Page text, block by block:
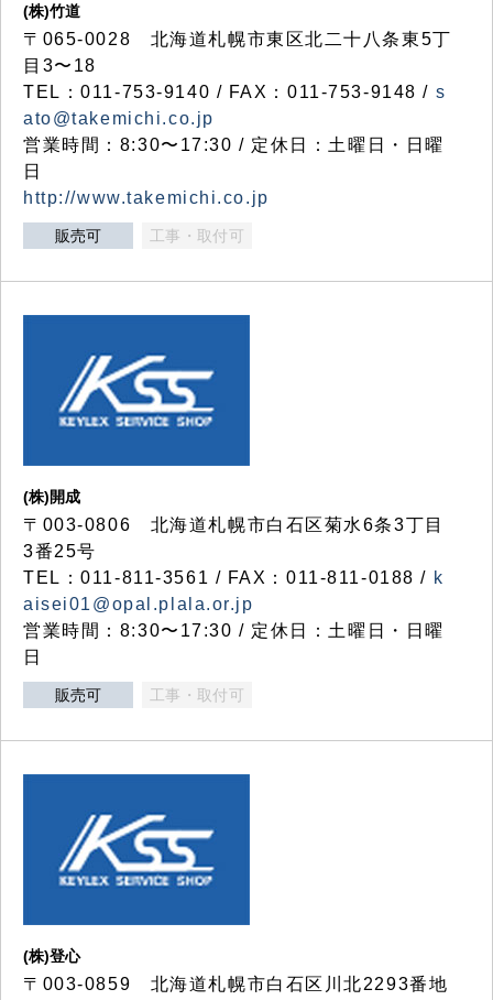
(株)竹道
〒065-0028 北海道札幌市東区北二十八条東5丁
目3〜18
TEL：011-753-9140 / FAX：011-753-9148 / s
ato@takemichi.co.jp
営業時間：8:30〜17:30 / 定休日：土曜日・日曜
日
http://www.takemichi.co.jp
販売可 工事・取付可
(株)開成
〒003-0806 北海道札幌市白石区菊水6条3丁目
3番25号
TEL：011-811-3561 / FAX：011-811-0188 / k
aisei01@opal.plala.or.jp
営業時間：8:30〜17:30 / 定休日：土曜日・日曜
日
販売可 工事・取付可
(株)登心
〒003-0859 北海道札幌市白石区川北2293番地